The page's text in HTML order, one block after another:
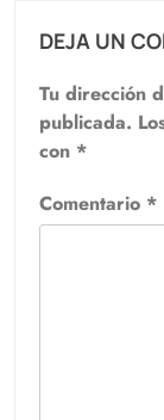
DEJA UN
Tu dirección
publicada.
con *
Comentario *